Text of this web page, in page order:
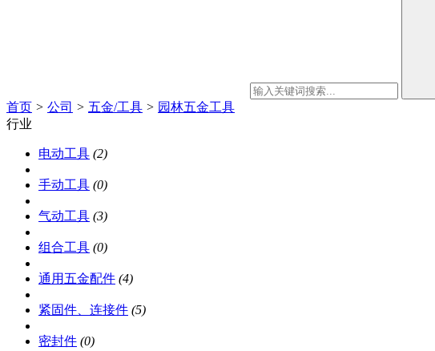
首页 > 公司 > 五金/工具 > 园林五金工具
行业
电动工具 (2)
手动工具 (0)
气动工具 (3)
组合工具 (0)
通用五金配件 (4)
紧固件、连接件 (5)
密封件 (0)